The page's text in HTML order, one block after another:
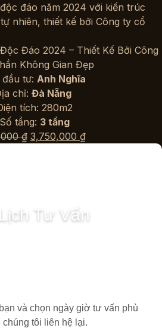
gốc
là:
hiện
tại
Đáo 2024 – Thiết Kế Bởi Công
Không Gian Đẹp
tư: Anh Nghĩa
chỉ: Đà Nẵng
tích: 280m2
tầng: 3 tầng
₫ Giá
3,750,000 ₫Giá
Tư Vấn
và chọn ngày giờ tư vấn phù
chúng tôi liên hệ lại.